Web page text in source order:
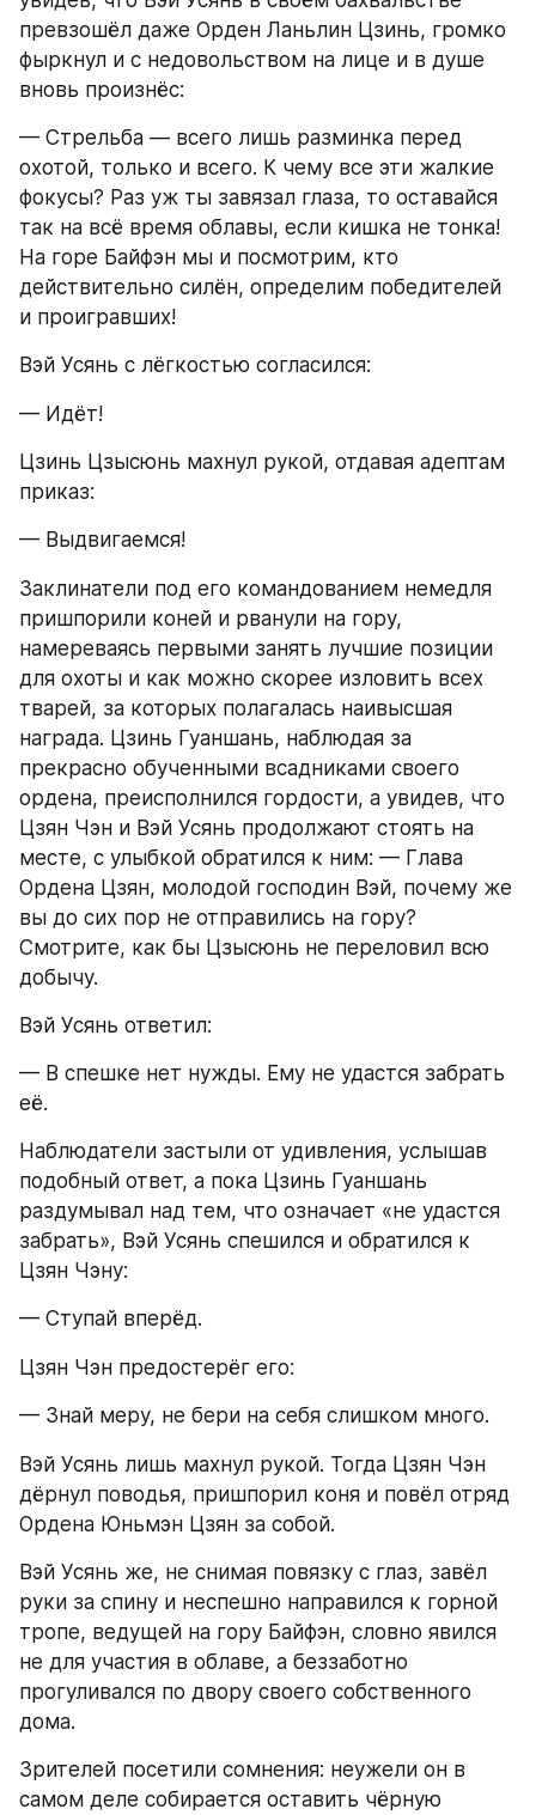
превзошёл даже Орден Ланьлин Цзинь, громко
фыркнул и с недовольством на лице и в душе
вновь произнёс:
— Стрельба — всего лишь разминка перед
охотой, только и всего. К чему все эти жалкие
фокусы? Раз уж ты завязал глаза, то оставайся
так на всё время облавы, если кишка не тонка!
На горе Байфэн мы и посмотрим, кто
действительно силён, определим победителей
и проигравших!
Вэй Усянь с лёгкостью согласился:
— Идёт!
Цзинь Цзысюнь махнул рукой, отдавая адептам
приказ:
— Выдвигаемся!
Заклинатели под его командованием немедля
пришпорили коней и рванули на гору,
намереваясь первыми занять лучшие позиции
для охоты и как можно скорее изловить всех
тварей, за которых полагалась наивысшая
награда. Цзинь Гуаншань, наблюдая за
прекрасно обученными всадниками своего
ордена, преисполнился гордости, а увидев, что
Цзян Чэн и Вэй Усянь продолжают стоять на
месте, с улыбкой обратился к ним: — Глава
Ордена Цзян, молодой господин Вэй, почему же
вы до сих пор не отправились на гору?
Смотрите, как бы Цзысюнь не переловил всю
добычу.
Вэй Усянь ответил:
— В спешке нет нужды. Ему не удастся забрать
её.
Наблюдатели застыли от удивления, услышав
подобный ответ, а пока Цзинь Гуаншань
раздумывал над тем, что означает «не удастся
забрать», Вэй Усянь спешился и обратился к
Цзян Чэну:
— Ступай вперёд.
Цзян Чэн предостерёг его:
— Знай меру, не бери на себя слишком много.
Вэй Усянь лишь махнул рукой. Тогда Цзян Чэн
дёрнул поводья, пришпорил коня и повёл отряд
Ордена Юньмэн Цзян за собой.
Вэй Усянь же, не снимая повязку с глаз, завёл
руки за спину и неспешно направился к горной
тропе, ведущей на гору Байфэн, словно явился
не для участия в облаве, а беззаботно
прогуливался по двору своего собственного
дома.
Зрителей посетили сомнения: неужели он в
самом деле собирается оставить чёрную